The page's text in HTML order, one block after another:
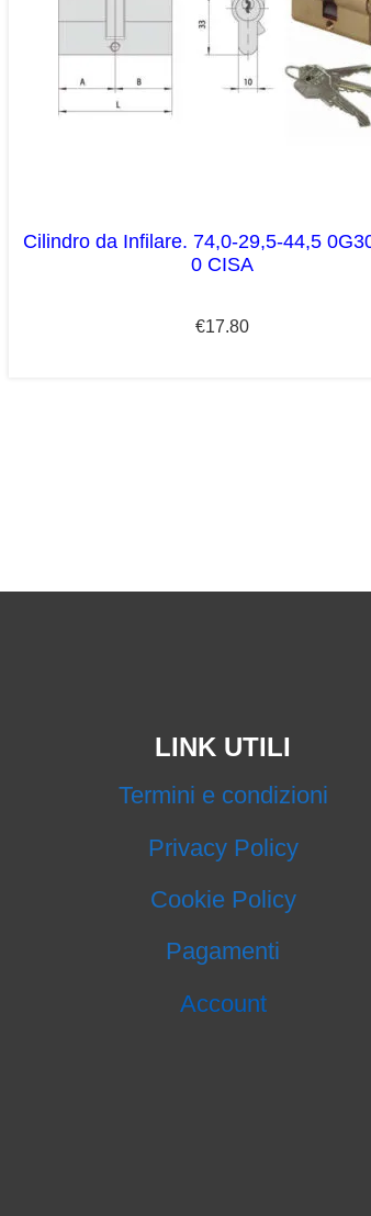
Cilindro da Infilare. 74,0-29,5-44,5
0 CISA
€17.80
LINK UTILI
Termini e condizioni
Privacy Policy
Cookie Policy
Pagamenti
Account